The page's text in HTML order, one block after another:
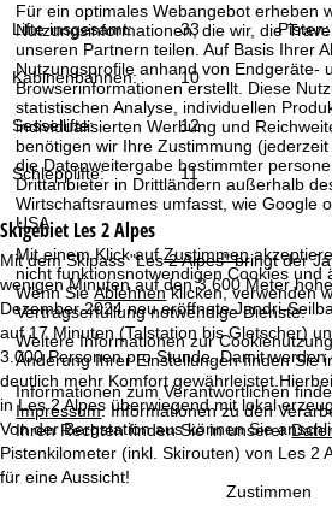
Für ein optimales Webangebot erheben
Nutzungsinformationen, die wir, die
unseren Partnern teilen. Auf Basis Ihrer
Nutzungsprofile anhand von Endgeräte-
Browserinformationen erstellt. Diese
statistischen Analyse, individuellen
individualisierten Werbung und
benötigen wir Ihre Zustimmung
die Datenweitergabe bestimmter
Drittanbieter in Drittländern außerhalb
Wirtschaftsraumes umfasst, wie Google
USA.
Mit einem Klick aufZustimmen
nicht funktionsnotwendigen Cookies und
Wenn SieAblehnenklicken, verwenden
Vertragserfüllung notwendige Dienste.
Weitere Informationen zur
Änderung Ihrer Einstellungen finden Sie
Informationen zum Verantwortlichen
Impressum. Informationen zu den
Ihren Rechten finden Sie in unserer
Zustimmen
i
t
e
Lifte insgesamt: 33 Pisten:
Kabinenbahnen: 10
Sessellifte: 12
Schlepplifte: 11
Skigebiet Les 2 Alpes
Mit dem Skipass "Les 2 Alpes" bringt der
wenigen Minuten auf den 3.600 Meter
Dezember 2024 neu eröffnete Jandri-
auf 17 Minuten (Talstation bis Gletscher)
3.000 Personen pro Stunde. Damit
deutlich mehr Komfort
in Les 2 Alpes überwiegend mit lokal
Von der Bergstation aus können Sie
Pistenkilometer (inkl. Skirouten) von Les 2
für eine Aussicht!